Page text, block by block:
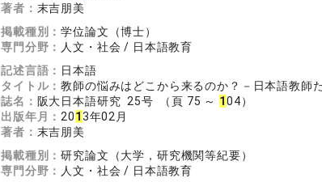
著者： 末吉朋美
掲載種別：学位論文（博士）
専門分野： 人文・社会 / 日本語教育
記述言語： 日本語
タイトル：教師の悩みはどこから来るのか？－日本語教師
誌名： 阪大日本語研究 25号 （頁 75 ～ 104）
出版年月： 2013年02月
著者： 末吉朋美
掲載種別：研究論文（大学，研究機関等紀要）
専門分野： 人文・社会 / 日本語教育